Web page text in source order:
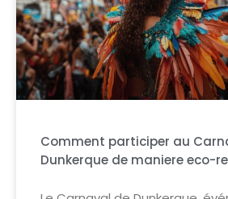
Comment participer au
Dunkerque de maniere eco-